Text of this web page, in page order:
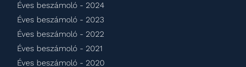
Éves beszámoló - 2024
Éves beszámoló - 2023
Éves beszámoló - 2022
Éves beszámoló - 2021
Éves beszámoló - 2020